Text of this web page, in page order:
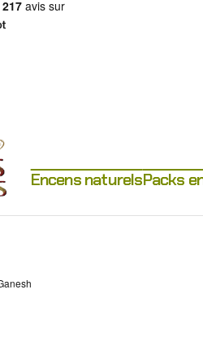
217avis sur
Encens naturelsPacks